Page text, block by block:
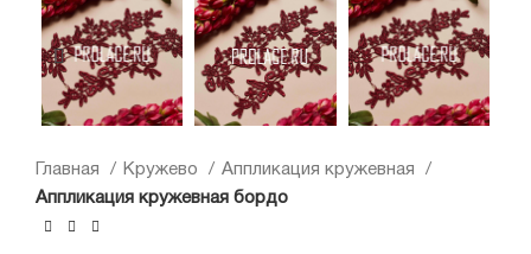
Главная Кружево
Аппликация кружевная
Аппликация кружевная бордо